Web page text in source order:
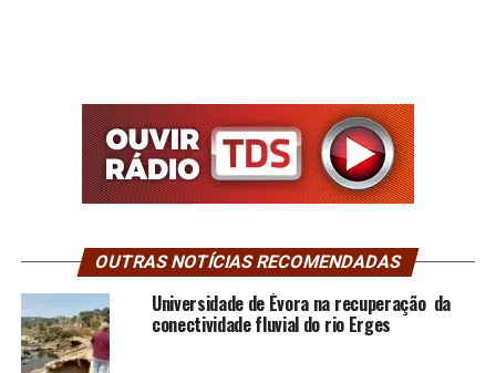
OUTRAS NOTÍCIAS RECOMENDADAS
Universidade de Évora na recuperação da
conectividade fluvial do rio Erges